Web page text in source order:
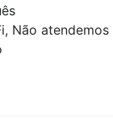
Não